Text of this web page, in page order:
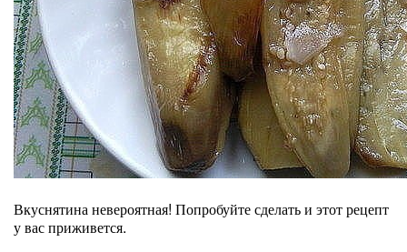
Вкуснятина невероятная! Попробуйте сделать и этот рецепт
у вас приживется.